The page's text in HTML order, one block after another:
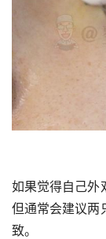
如果觉得自己外
但通常会建议两
致。